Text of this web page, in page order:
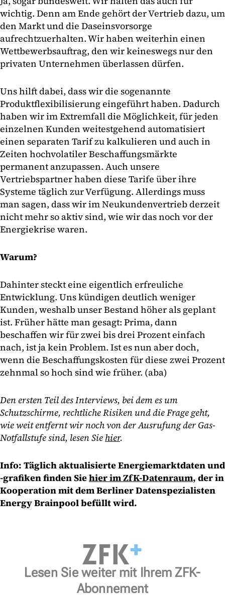
wichtig. Denn am Ende gehört der Vertrieb dazu, um
den Markt und die Daseinsvorsorge
aufrechtzuerhalten. Wir haben weiterhin einen
Wettbewerbsauftrag, den wir keineswegs nur den
privaten Unternehmen überlassen dürfen.
Uns hilft dabei, dass wir die sogenannte
Produktflexibilisierung eingeführt haben. Dadurch
haben wir im Extremfall die Möglichkeit, für jeden
einzelnen Kunden weitestgehend automatisiert
einen separaten Tarif zu kalkulieren und auch in
Zeiten hochvolatiler Beschaffungsmärkte
permanent anzupassen. Auch unsere
Vertriebspartner haben diese Tarife über ihre
Systeme täglich zur Verfügung. Allerdings muss
man sagen, dass wir im Neukundenvertrieb derzeit
nicht mehr so aktiv sind, wie wir das noch vor der
Energiekrise waren.
Warum?
Dahinter steckt eine eigentlich erfreuliche
Entwicklung. Uns kündigen deutlich weniger
Kunden, weshalb unser Bestand höher als geplant
ist. Früher hätte man gesagt: Prima, dann
beschaffen wir für zwei bis drei Prozent einfach
nach, ist ja kein Problem. Ist es nun aber doch,
wenn die Beschaffungskosten für diese zwei Prozent
zehnmal so hoch sind wie früher. (aba)
Den ersten Teil des Interviews, bei dem es um
Schutzschirme, rechtliche Risiken und die Frage geht,
wie weit entfernt wir noch von der Ausrufung der Gas-
Notfallstufe sind, lesen Sie hier.
Info: Täglich aktualisierte Energiemarktdaten und
-grafiken finden Siehier im ZfK-Datenraum, der in
Kooperation mit dem Berliner Datenspezialisten
Energy Brainpool befüllt wird.
Lesen Sie weiter mit Ihrem ZFK-
Abonnement